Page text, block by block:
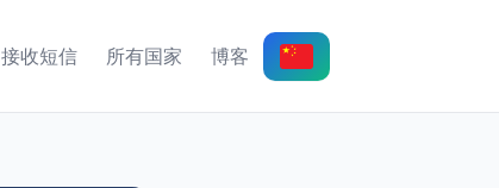
接收短信 所有国家 博客